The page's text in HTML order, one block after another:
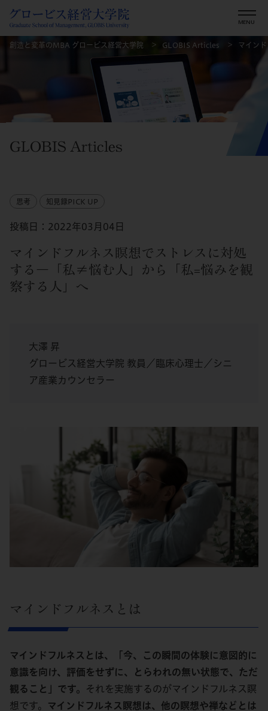
創造と変革のMBA グロービス経営大学院 GLOBIS Articles マイン
GLOBIS Articles
思考 知見録PICK UP
投稿日：2022年03月04日
マインドフルネス瞑想でストレスに対処
する―「私≠悩む人」から「私=悩みを観
察する人」へ
大澤 昇
グロービス経営大学院 教員／臨床心理士／シニ
ア産業カウンセラー
マインドフルネスとは
マインドフルネスとは、「今、この瞬間の体験に意図的に
意識を向け、評価をせずに、とらわれの無い状態で、ただ
観ること」です。
それを実施するのがマインドフルネス瞑
想です。
マインドフルネス瞑想は、他の瞑想や禅などとは